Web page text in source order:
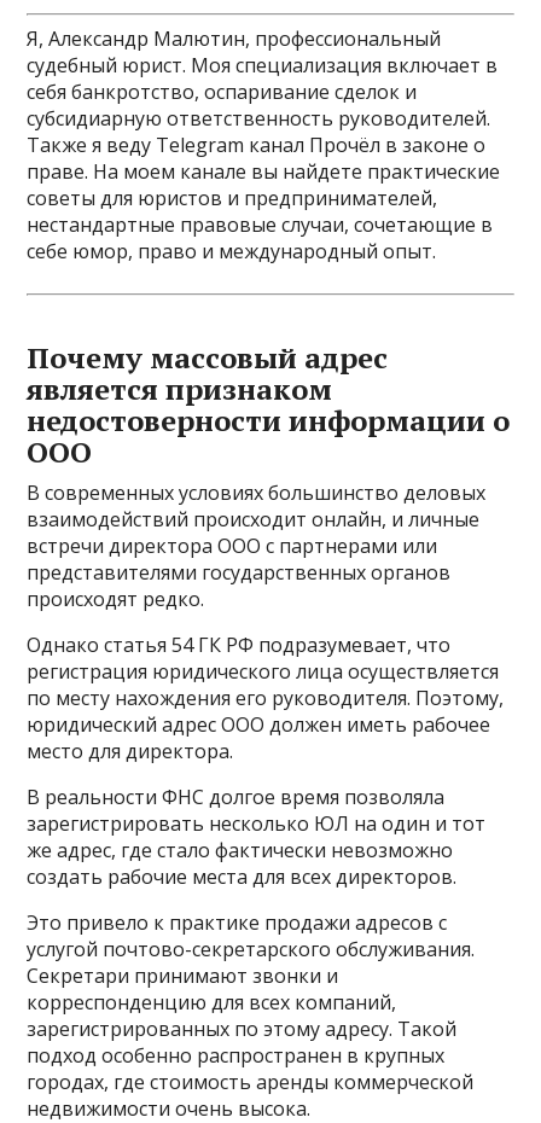
Я, Александр Малютин, профессиональный
судебный юрист. Моя специализация включает в
себя банкротство, оспаривание сделок и
субсидиарную ответственность руководителей.
Также я веду Telegram канал Прочёл в законе о
праве. На моем канале вы найдете практические
советы для юристов и предпринимателей,
нестандартные правовые случаи, сочетающие в
себе юмор, право и международный опыт.
Почему массовый адрес
является признаком
недостоверности информации о
ООО
В современных условиях большинство деловых
взаимодействий происходит онлайн, и личные
встречи директора ООО с партнерами или
представителями государственных органов
происходят редко.
Однако статья 54 ГК РФ подразумевает, что
регистрация юридического лица осуществляется
по месту нахождения его руководителя. Поэтому,
юридический адрес ООО должен иметь рабочее
место для директора.
В реальности ФНС долгое время позволяла
зарегистрировать несколько ЮЛ на один и тот
же адрес, где стало фактически невозможно
создать рабочие места для всех директоров.
Это привело к практике продажи адресов с
услугой почтово-секретарского обслуживания.
Секретари принимают звонки и
корреспонденцию для всех компаний,
зарегистрированных по этому адресу. Такой
подход особенно распространен в крупных
городах, где стоимость аренды коммерческой
недвижимости очень высока.